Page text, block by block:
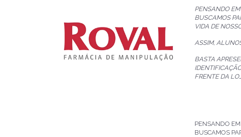
PENSANDO
BUSCAMOS
VIDA DE
ASSIM,
BASTA
FRENTE DA
PENSANDO
BUSCAMOS